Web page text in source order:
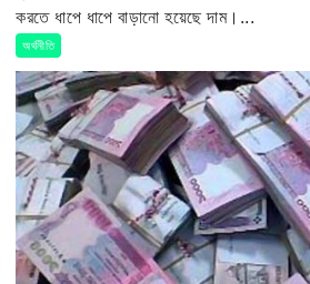
করতে ধাপে ধাপে বাড়ানো হয়েছে দাম।...
অর্থনীতি